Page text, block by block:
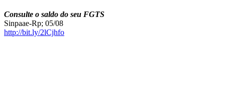
Consulte o saldo do seu FGTS
Sinpaae-Rp; 05/08
http://bit.ly/2lCjhfo